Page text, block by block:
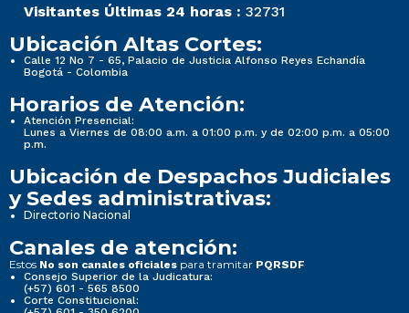
Visitantes Últimas 24 horas : 32731
Ubicación Altas Cortes:
Calle 12 No 7 - 65, Palacio de Justicia Alfonso Reyes Echandía
Bogotá - Colombia
Horarios de Atención:
Atención Presencial:
Lunes a Viernes de 08:00 a.m. a 01:00 p.m. y de 02:00 p.m. a 05:00
p.m.
Ubicación de Despachos Judiciales
y Sedes administrativas:
Directorio Nacional
Canales de atención:
Estos No son canales oficiales para tramitar PQRSDF
Consejo Superior de la Judicatura:
(+57) 601 - 565 8500
Corte Constitucional: